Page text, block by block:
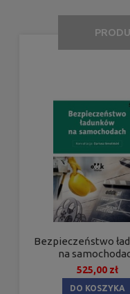
Bezpieczeństwo
na
525,00 zł
DO KOSZYKA